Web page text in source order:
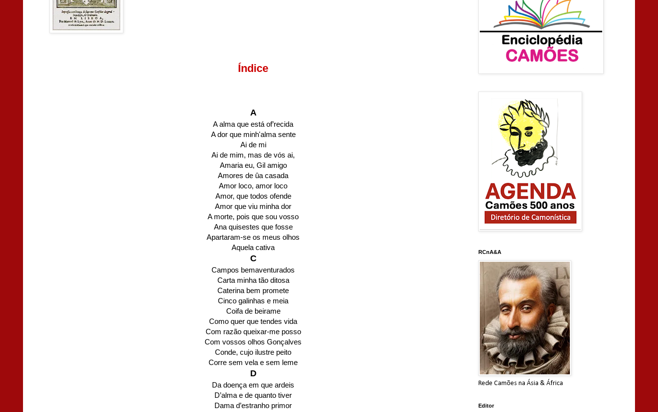
Índice
A
A alma que está of’recida
A dor que minh'alma sente
Ai de mi
Ai de mim, mas de vós ai,
Amaria eu, Gil amigo
Amores de ûa casada
Amor loco, amor loco
Amor, que todos ofende
Amor que viu minha dor
A morte, pois que sou vosso
Ana quisestes que fosse
Apartaram-se os meus olhos
Aquela cativa
C
Campos bemaventurados
Carta minha tão ditosa
Caterina bem promete
Cinco galinhas e meia
Coifa de beirame
Como quer que tendes vida
Com razão queixar-me posso
Com vossos olhos Gonçalves
Conde, cujo ilustre peito
Corre sem vela e sem leme
D
Da doença em que ardeis
D’alma e de quanto tiver
Dama d’estranho primor
RCnA&A
Rede Camões na Ásia & África
Editor